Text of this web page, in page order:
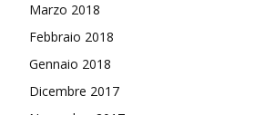
Marzo 2018
Febbraio 2018
Gennaio 2018
Dicembre 2017